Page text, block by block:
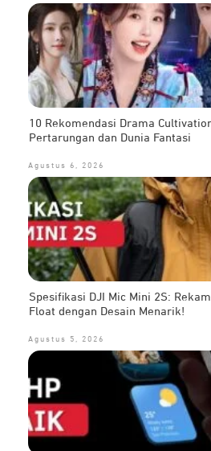
10 Rekomendasi Drama
Pertarungan dan Dunia Fantasi
Agustus 6, 2026
Spesifikasi DJI Mic Mini 2S:
Float dengan Desain Menarik!
Agustus 5, 2026